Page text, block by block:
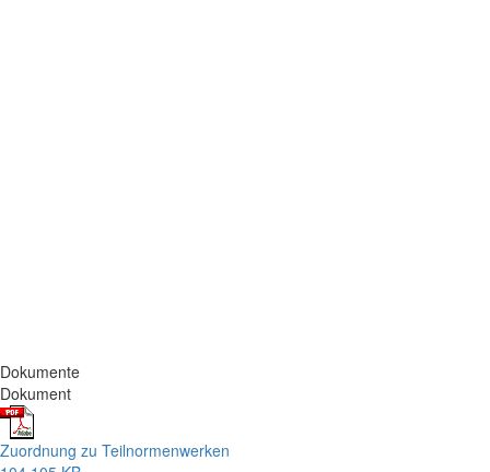
Dokumente
Dokument
Zuordnung zu Teilnormenwerken